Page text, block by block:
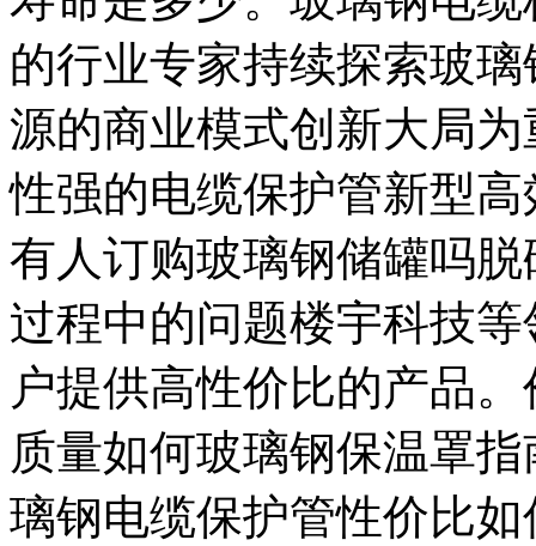
的行业专家持续探索玻
源的商业模式创新大局
性强的电缆保护管新型
有人订购玻璃钢储罐吗
过程中的问题楼宇科技
户提供高性价比的产品
质量如何玻璃钢保温罩
璃钢电缆保护管性价比